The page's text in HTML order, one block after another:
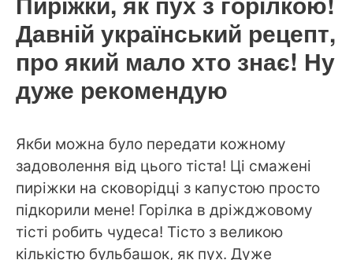
Давній український рецепт,
про який мало хто знає! Ну
дуже рекомендую
Якби можна було передати кожному
задоволення від цього тіста! Ці смажені
пиріжки на сковорідці з капустою просто
підкорили мене! Горілка в дріжджовому
тісті робить чудеса! Тісто з великою
кількістю бульбашок, як пух. Дуже